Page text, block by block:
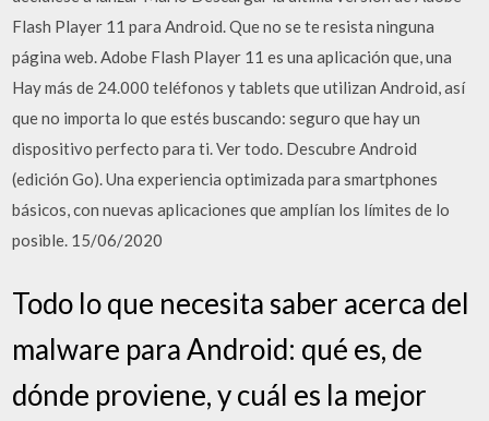
Flash Player 11 para Android. Que no se te resista ninguna
página web. Adobe Flash Player 11 es una aplicación que, una
Hay más de 24.000 teléfonos y tablets que utilizan Android, así
que no importa lo que estés buscando: seguro que hay un
dispositivo perfecto para ti. Ver todo. Descubre Android
(edición Go). Una experiencia optimizada para smartphones
básicos, con nuevas aplicaciones que amplían los límites de lo
posible. 15/06/2020
Todo lo que necesita saber acerca del
malware para Android: qué es, de
dónde proviene, y cuál es la mejor